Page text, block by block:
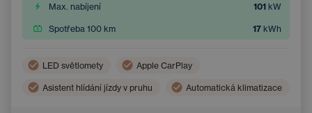
Max. nabíjení 101 kW
Spotřeba 100 km 17 kWh
LED světlomety Apple CarPlay
Asistent hlídání jízdy v pruhu Automatická klimatizace